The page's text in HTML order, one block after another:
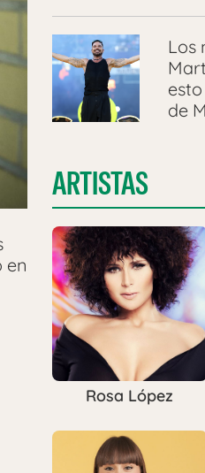
en
Los
de
ARTISTAS
Rosa López